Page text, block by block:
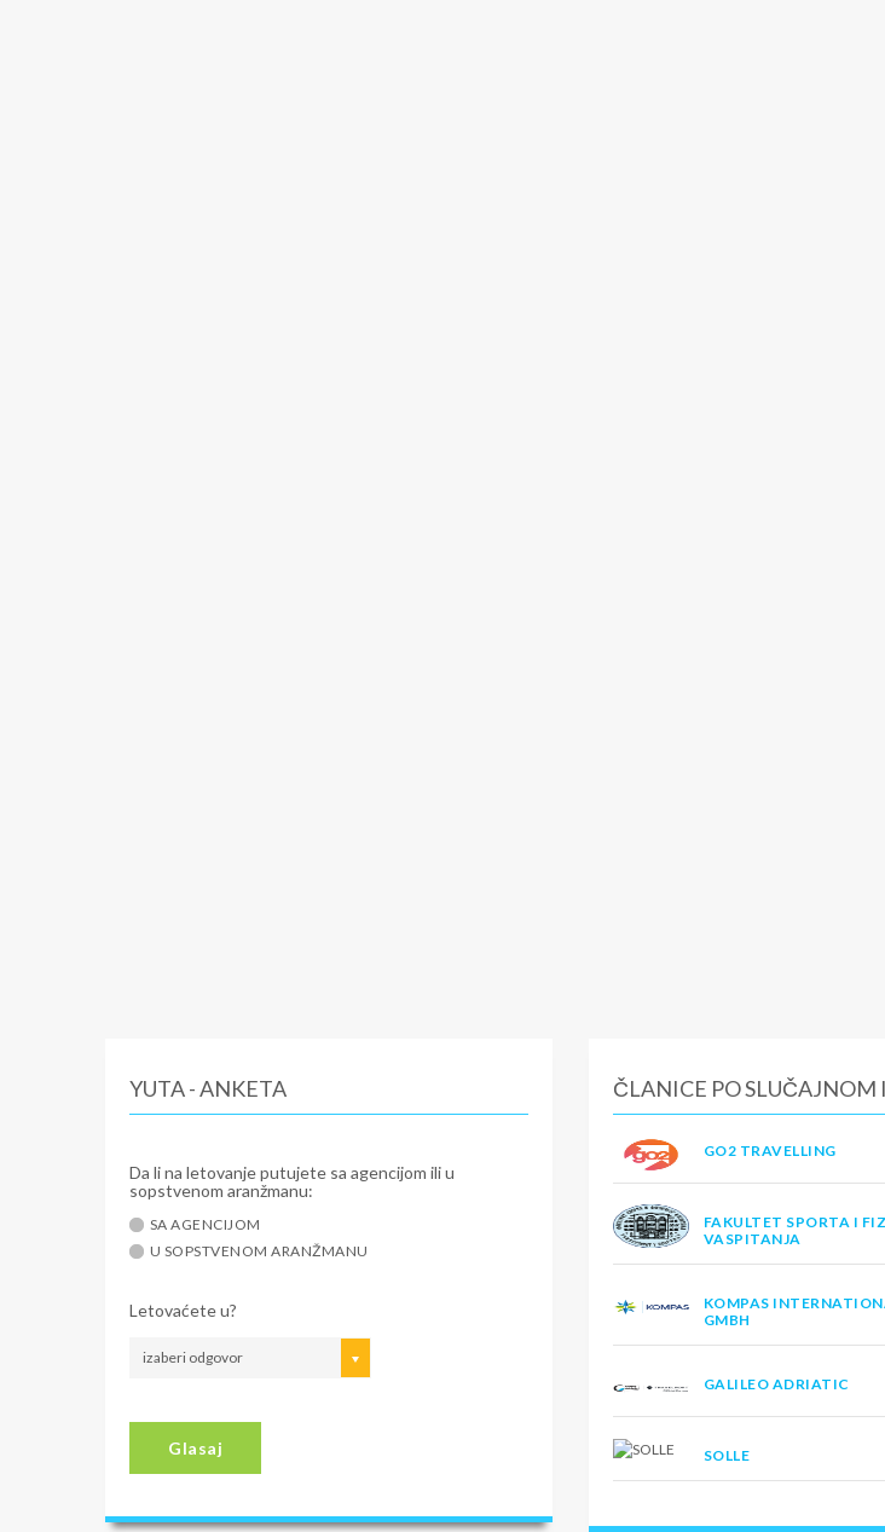
YUTA - ANKETA
Da li na letovanje putujete sa agencijom ili u
sopstvenom aranžmanu:
SA AGENCIJOM
U SOPSTVENOM ARANŽMANU
Letovaćete u?
izaberi odgovor
Glasaj
ČLANICE PO SLUČAJNOM
GO2 TRAVELLING
FAKULTET SPORTA I
VASPITANJA
KOMPAS
GMBH
GALILEO ADRIATIC
SOLLE